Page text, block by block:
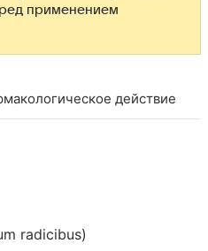
применением
действие
radicibus)